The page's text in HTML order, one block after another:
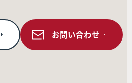
お問い合わせ